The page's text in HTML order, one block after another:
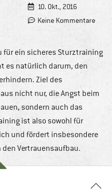
10. Okt., 2016
Keine Kommentare
für ein sicheres Sturztraining
es natürlich darum, den
Ziel des
nicht nur, die Angst beim
sondern auch das
ist also sowohl für
und fördert insbesondere
Vertrauensaufbau.